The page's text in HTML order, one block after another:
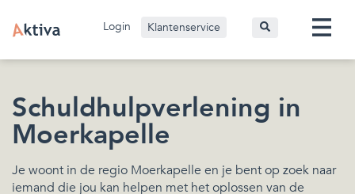
Login Klantenservice
Schuldhulpverlening in
Moerkapelle
Je woont in de regio Moerkapelle en je bent op zoek naar
iemand die jou kan helpen met het oplossen van de